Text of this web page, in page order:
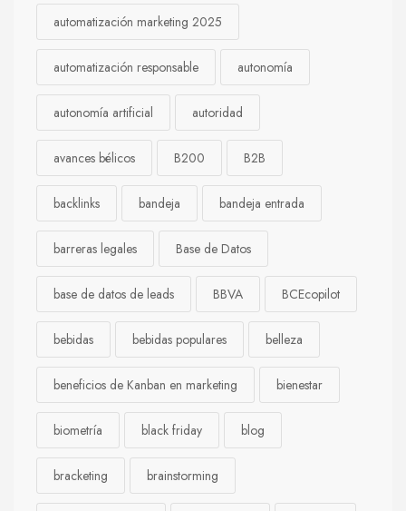
automatización marketing 2025
automatización responsable autonomía
autonomía artificial autoridad
avances bélicos B200 B2B
backlinks bandeja bandeja entrada
barreras legales Base de Datos
base de datos de leads BBVA BCEcopilot
bebidas bebidas populares belleza
beneficios de Kanban en marketing bienestar
biometría black friday blog
bracketing brainstorming